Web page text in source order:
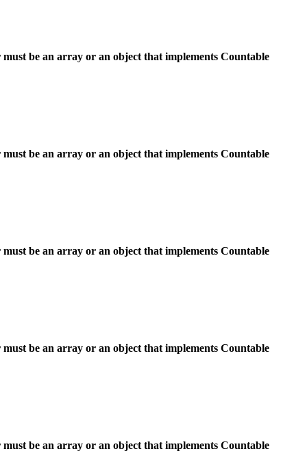
be an array or an object that implements Countable
be an array or an object that implements Countable
be an array or an object that implements Countable
be an array or an object that implements Countable
be an array or an object that implements Countable